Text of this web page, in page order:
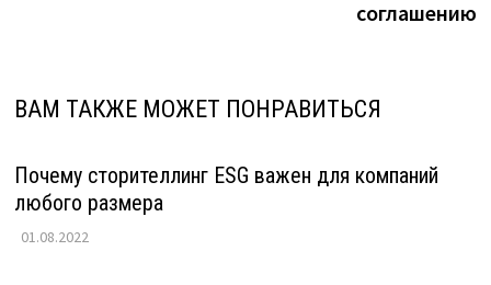
соглашению
ВАМ ТАКЖЕ МОЖЕТ ПОНРАВИТЬСЯ
Почему сторителлинг ESG важен для компаний
любого размера
01.08.2022